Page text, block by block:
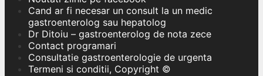
Cand ar fi necesar un consult la un medic
gastroenterolog sau hepatolog
Dr Ditoiu – gastroenterolog de nota zece
Contact programari
Consultatie gastroenterologie de urgenta
Termeni si conditii, Copyright ©